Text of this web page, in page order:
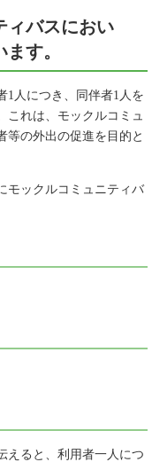
ィバスにおい
す。
1人につき、同伴者1人を
これは、モックルコミュ
等の外出の促進を目的と
モックルコミュニティバ
えると、利用者一人につ